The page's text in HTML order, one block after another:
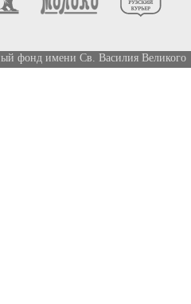
фонд имени Св. Василия Великого